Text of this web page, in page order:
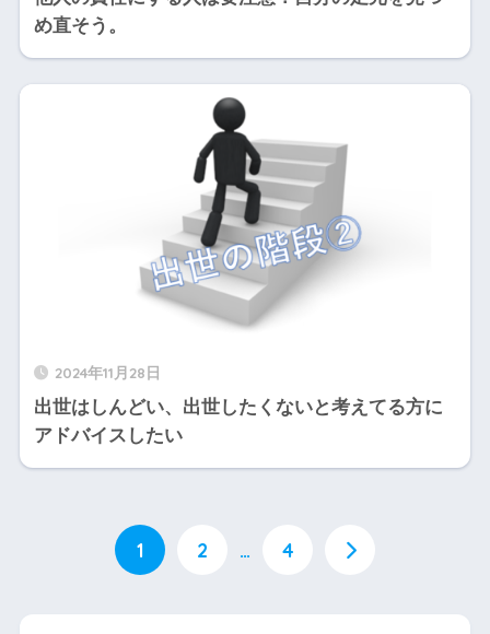
め直そう。
2024年11月28日
出世はしんどい、出世したくないと考えてる方に
アドバイスしたい
1 2 … 4